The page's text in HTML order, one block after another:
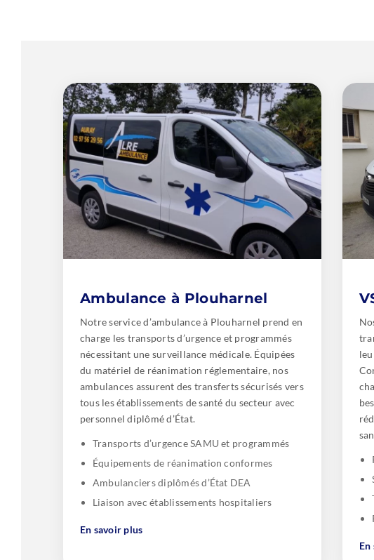
Ambulance à Plouharnel
Notre service d’ambulance à Plouharnel prend en
charge les transports d’urgence et programmés
nécessitant une surveillance médicale. Équipées
du matériel de réanimation réglementaire, nos
ambulances assurent des transferts sécurisés vers
tous les établissements de santé du secteur avec
personnel diplômé d’État.
Transports d’urgence SAMU et programmés
Équipements de réanimation conformes
Ambulanciers diplômés d’État DEA
Liaison avec établissements hospitaliers
En savoir plus
En